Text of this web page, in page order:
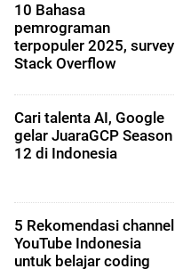
10 Bahasa
pemrograman
terpopuler 2025, survey
Stack Overflow
Cari talenta AI, Google
gelar JuaraGCP Season
12 di Indonesia
5 Rekomendasi channel
YouTube Indonesia
untuk belajar coding